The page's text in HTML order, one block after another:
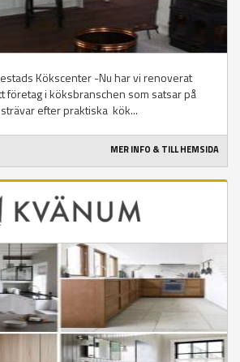
Kökscenter -Nu har vi renoverat
företag i köksbranschen som satsar på
efter praktiska kök...
MER INFO & TILL HEMSIDA